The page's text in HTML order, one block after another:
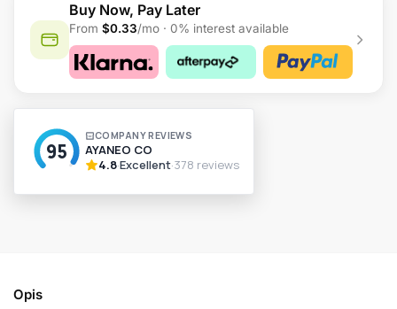
Buy Now, Pay Later
From $0.33/mo · 0% interest available
e
Opis